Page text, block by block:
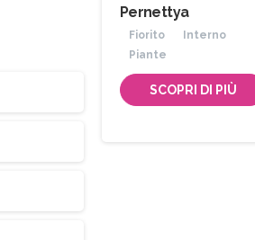
Pernettya
Fiorito
Interno
Piante
SCOPRI DI PIÙ